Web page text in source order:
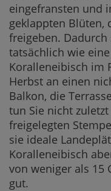
eingefransten und
geklappten Blüten,
freigeben.
tatsächlich wie
Koralleneibisch im
Herbst an einen
Balkon, die
tun Sie nicht
freigelegten
sie ideale
Koralleneibisch
von weniger als 15
gut.